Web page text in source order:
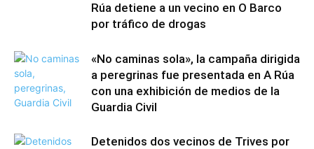
Rúa detiene a un vecino en O Barco
por tráfico de drogas
«No caminas sola», la campaña dirigida
a peregrinas fue presentada en A Rúa
con una exhibición de medios de la
Guardia Civil
Detenidos dos vecinos de Trives por